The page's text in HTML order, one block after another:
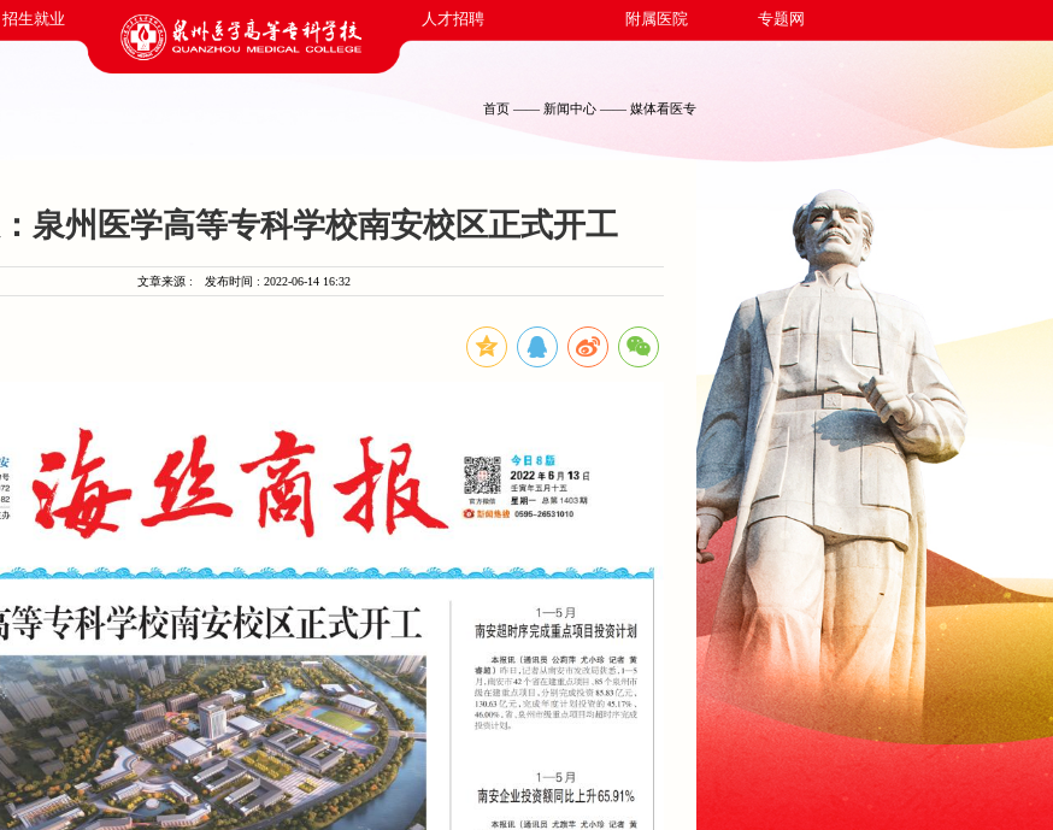
招生就业 人才招聘 附属医院 专题网
首页 —— 新闻中心 ——媒体看医专
泉州医学高等专科学校南安校区正式开工
文章来源 : 发布时间 : 2022-06-14 16:32